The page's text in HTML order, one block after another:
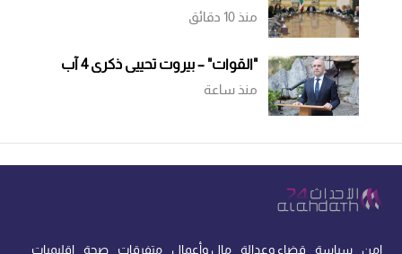
منذ 10 دقائق
"القوات" – بيروت تحييى ذكرى 4 آب
منذ ساعة
امن سياسة قضاء وعدالة مال وأعمال متفرقات صحة اقليميات